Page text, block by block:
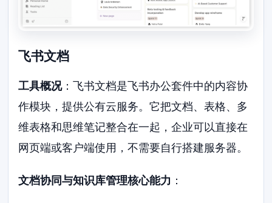
飞书文档
工具概况：飞书文档是飞书办公套件中的内容协
作模块，提供公有云服务。它把文档、表格、多
维表格和思维笔记整合在一起，企业可以直接在
网页端或客户端使用，不需要自行搭建服务器。
文档协同与知识库管理核心能力 ：